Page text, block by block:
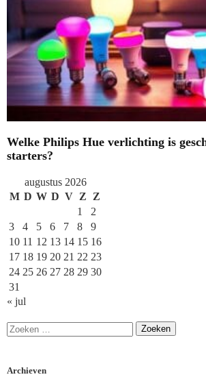
Welke Philips Hue verlichting is
starters?
augustus 2026
M D W D V Z
Z
1
2
3
4 5 6 7 8
9
10 11 12 13 14 15 16
17 18 19 20 21 22 23
24 25 26 27 28 29 30
31
« jul
Archieven